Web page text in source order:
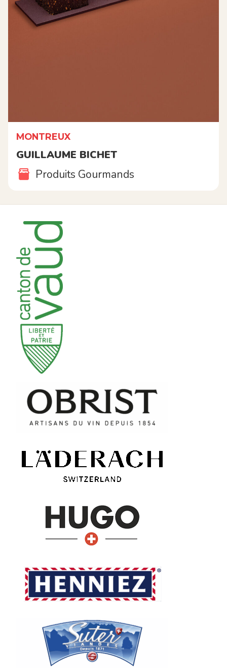
MONTREUX
GUILLAUME BICHET
Produits Gourmands